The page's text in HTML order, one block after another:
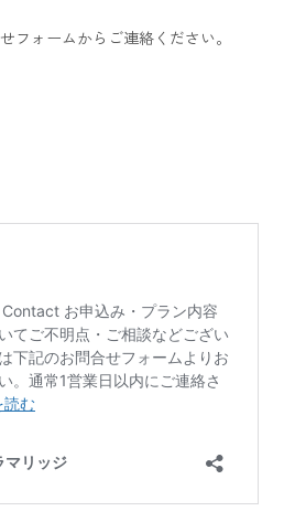
フォームからご連絡ください。